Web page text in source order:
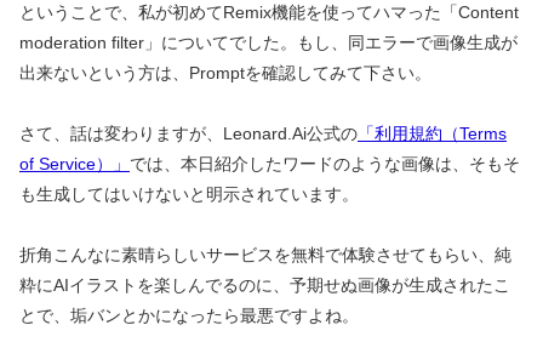
ということで、私が初めてRemix機能を使ってハマった「Content
moderation filter」についてでした。もし、同エラーで画像生成が
出来ないという方は、Promptを確認してみて下さい。
さて、話は変わりますが、Leonard.Ai公式の 「利用規約（Terms
of Service）」 では、本日紹介したワードのような画像は、そもそ
も生成してはいけないと明示されています。
折角こんなに素晴らしいサービスを無料で体験させてもらい、純
粋にAIイラストを楽しんでるのに、予期せぬ画像が生成されたこ
とで、垢バンとかになったら最悪ですよね。